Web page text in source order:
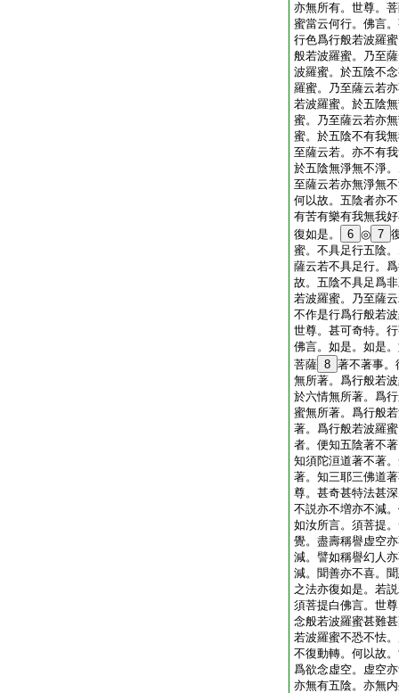
亦無所有。世尊。
蜜當云何行。佛言
行色爲行般若波羅
般若波羅蜜。乃至
波羅蜜。於五陰不
羅蜜。乃至薩云若
若波羅蜜。於五陰
蜜。乃至薩云若亦
蜜。於五陰不有我
至薩云若。亦不有
於五陰無淨無不淨
至薩云若亦無淨無
何以故。五陰者亦
有苦有樂有我無我
復如是。
6 ◎ 7
蜜。不具足行五陰
薩云若不具足行。
故。五陰不具足爲
若波羅蜜。乃至薩
不作是行爲行般若
世尊。甚可奇特。
佛言。如是。如是
菩薩 8 著不著事。
無所著。爲行般若
於六情無所著。爲
蜜無所著。爲行般
著。爲行般若波羅
者。便知五陰著不
知須陀洹道著不著
著。知三耶三佛道
尊。甚奇甚特法甚
不説亦不増亦不減
如汝所言。須菩提
覺。盡壽稱譽虚空
減。譬如稱譽幻人
減。聞善亦不喜。
之法亦復如是。若
須菩提白佛言。世
念般若波羅蜜甚難
若波羅蜜不恐不怯
不復動轉。何以故
爲欲念虚空。虚空
亦無有五陰。亦無